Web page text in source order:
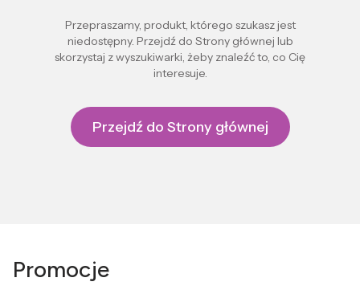
Przepraszamy, produkt, którego szukasz jest
niedostępny. Przejdź do Strony głównej lub
skorzystaj z wyszukiwarki, żeby znaleźć to, co Cię
interesuje.
Przejdź do Strony głównej
Promocje